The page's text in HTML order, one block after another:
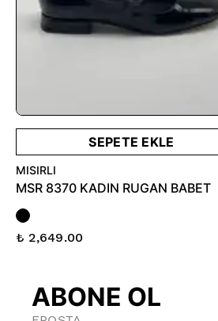
SEPETE EKLE
MISIRLI
MSR 8370 KADIN RUGAN BABET
₺ 2,649.00
ABONE OL